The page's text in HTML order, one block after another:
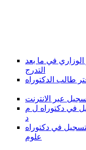
الوزاري في ما بعد
التدرج
طالب الدكتوراه
عبر الانترنت
في دكتوراه ل م
د
في دكتوراه
علوم